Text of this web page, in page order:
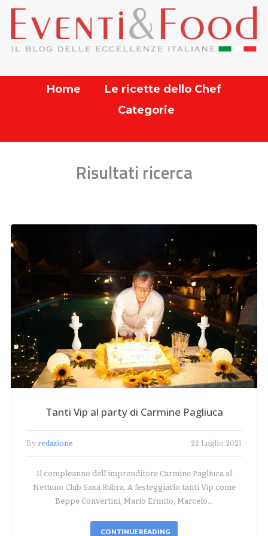
Home
Le ricette dello Chef
Categorie
Risultati ricerca
Tanti Vip al party di Carmine Pagliuca
By redazione 22 Luglio 2021
Il compleanno dell’imprenditore Carmine Pagliuca al
Nettuno Club Saxa Rubra. A festeggiarlo tanti Vip come
Beppe Convertini, Mario Ermito, Marcelo…
CONTINUE READING